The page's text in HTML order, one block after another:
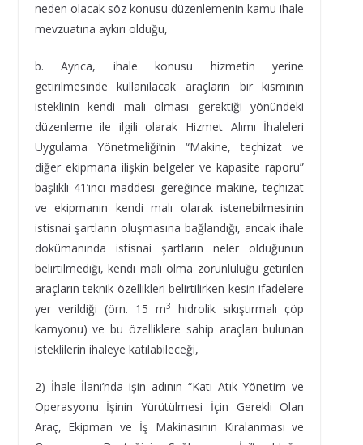
neden olacak söz konusu düzenlemenin kamu ihale
mevzuatına aykırı olduğu,
b. Ayrıca, ihale konusu hizmetin yerine
getirilmesinde kullanılacak araçların bir kısmının
isteklinin kendi malı olması gerektiği yönündeki
düzenleme ile ilgili olarak Hizmet Alımı İhaleleri
Uygulama Yönetmeliği’nin “Makine, teçhizat ve
diğer ekipmana ilişkin belgeler ve kapasite raporu”
başlıklı 41’inci maddesi gereğince makine, teçhizat
ve ekipmanın kendi malı olarak istenebilmesinin
istisnai şartların oluşmasına bağlandığı, ancak ihale
dokümanında istisnai şartların neler olduğunun
belirtilmediği, kendi malı olma zorunluluğu getirilen
araçların teknik özellikleri belirtilirken kesin ifadelere
yer verildiği (örn. 15 m3
hidrolik sıkıştırmalı çöp
kamyonu) ve bu özelliklere sahip araçları bulunan
isteklilerin ihaleye katılabileceği,
2) İhale İlanı’nda işin adının “Katı Atık Yönetim ve
Operasyonu İşinin Yürütülmesi İçin Gerekli Olan
Araç, Ekipman ve İş Makinasının Kiralanması ve